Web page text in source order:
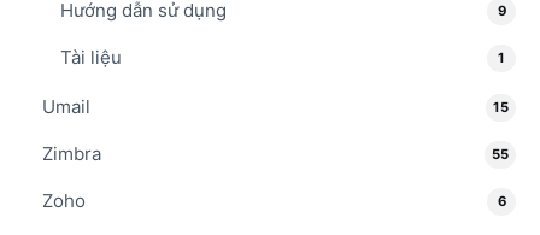
Hướng dẫn sử dụng 9
Tài liệu 1
Umail 15
Zimbra 55
Zoho 6